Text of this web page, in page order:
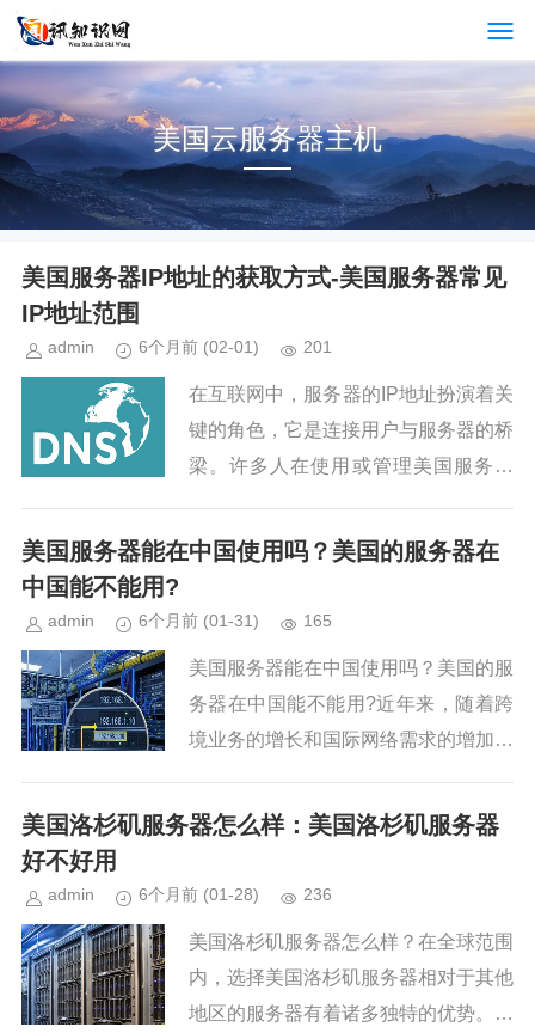
美国云服务器主机
美国服务器IP地址的获取方式-美国服务器常见
IP地址范围
admin 6个月前 (02-01) 201
在互联网中，服务器的IP地址扮演着关
键的角色，它是连接用户与服务器的桥
梁。许多人在使用或管理美国服务器
求。那么，美国服务器的IP地址是如何
美国服务器能在中国使用吗？美国的服务器在
中国能不能用?
admin 6个月前 (01-31) 165
美国服务器能在中国使用吗？美国的服
务器在中国能不能用?近年来，随着跨
境业务的增长和国际网络需求的增加，
器。然而，由于中国对某些国外网站的
美国洛杉矶服务器怎么样：美国洛杉矶服务器
好不好用
admin 6个月前 (01-28) 236
美国洛杉矶服务器怎么样？在全球范围
内，选择美国洛杉矶服务器相对于其他
地区的服务器有着诸多独特的优势。无